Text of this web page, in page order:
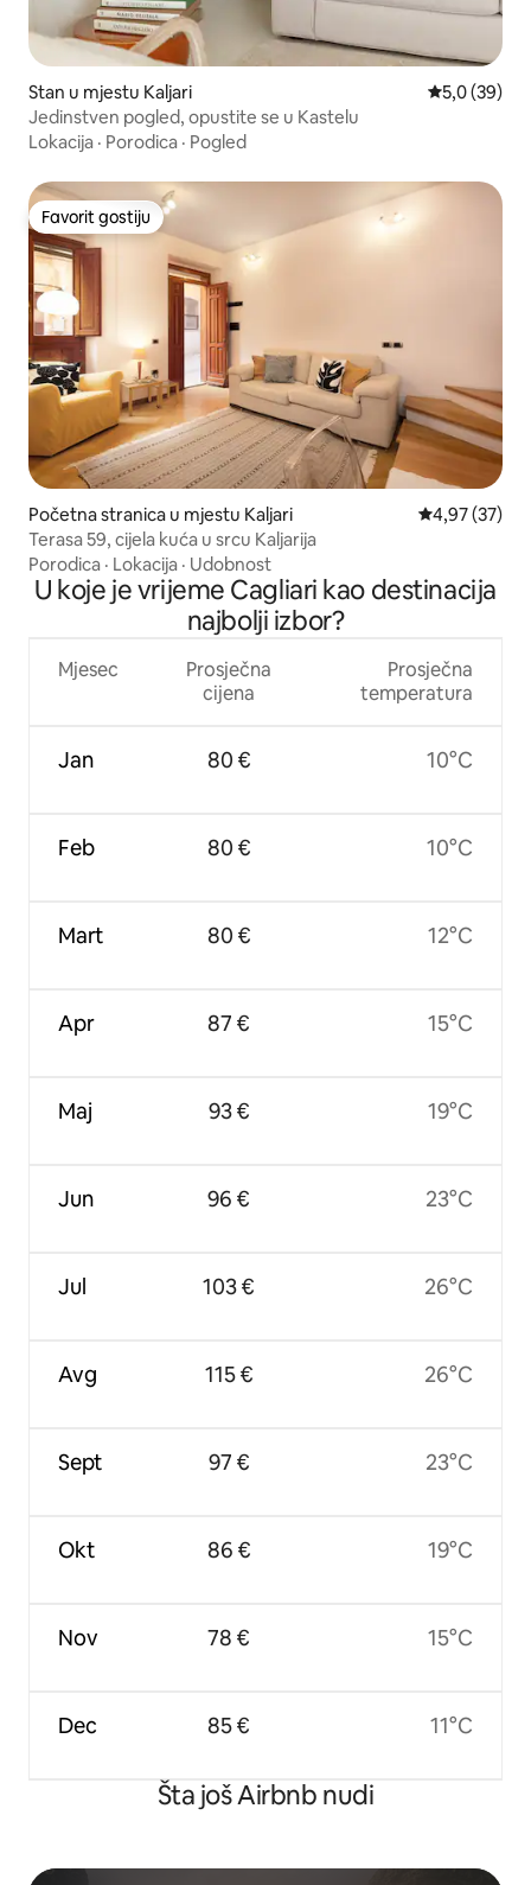
Stan u mjestu Kaljari prosječna
5,0 (39)
Jedinstven pogled, opustite se u Kastelu
Lokacija · Porodica · Pogled
Favorit gostiju
Favorit gostiju
Početna stranica u mjestu Kaljari prosječna
4,97 (37)
Terasa 59, cijela kuća u srcu Kaljarija
Porodica · Lokacija · Udobnost
U koje je vrijeme Cagliari kao destinacija
najbolji izbor?
Mjesec
Jan
Feb
Mart
Apr
Maj
Jun
Jul
Avg
Sept
Okt
Nov
Dec
Prosječna
cijena
80 €
80 €
80 €
87 €
93 €
96 €
103 €
115 €
97 €
86 €
78 €
85 €
Prosječna
temperatura
10°C
10°C
12°C
15°C
19°C
23°C
26°C
26°C
23°C
19°C
15°C
11°C
Šta još Airbnb nudi